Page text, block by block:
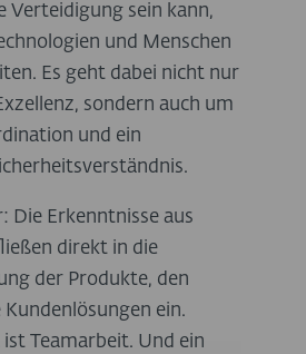
Verteidigung sein kann,
und Menschen
Es geht dabei nicht nur
sondern auch um
und ein
Die Erkenntnisse aus
direkt in die
der Produkte, den
ein.
Teamarbeit. Und ein